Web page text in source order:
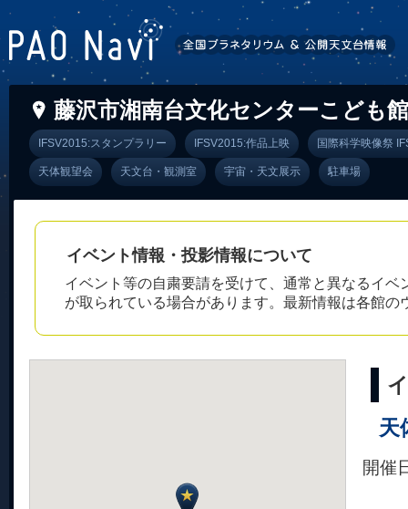
藤沢市湘南台文化センターこども
IFSV2015:スタンプラリー IFSV2015:作品上映 国際科学映像祭
天体観望会 天文台・観測室 宇宙・天文展示 駐車場
イベント情報・投影情報について
イベント等の自粛要請を受けて、通常と異なるイ
が取られている場合があります。最新情報は各館
天
開催